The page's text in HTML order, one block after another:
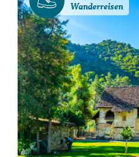
Wanderreisen